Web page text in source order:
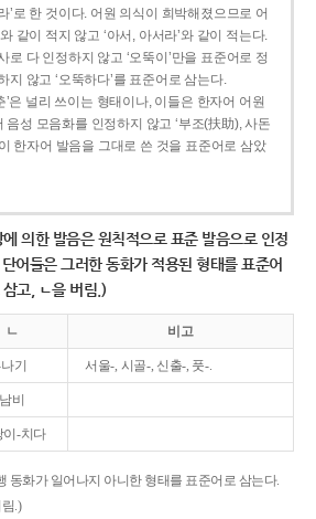
’로 한 것이다. 어원 의식이 희박해졌으므로 어
같이 적지 않고 ‘아서, 아서라’와 같이 적는다.
로 다 인정하지 않고 ‘오뚝이’만을 표준어로 정
지 않고 ‘오뚝하다’를 표준어로 삼는다.
은 널리 쓰이는 형태이나, 이들은 한자어 어원
음성 모음화를 인정하지 않고 ‘부조(扶助), 사돈
한자어 발음을 그대로 쓴 것을 표준어로 삼았
에 의한 발음은 원칙적으로 표준 발음으로 인정
어들은 그러한 동화가 적용된 형태를 표준어
고, ㄴ을 버림.)
ㄴ 비고
기 서울-, 시골-, 신출-, 풋-.
남비
이-치다
동화가 일어나지 아니한 형태를 표준어로 삼는다.
.)